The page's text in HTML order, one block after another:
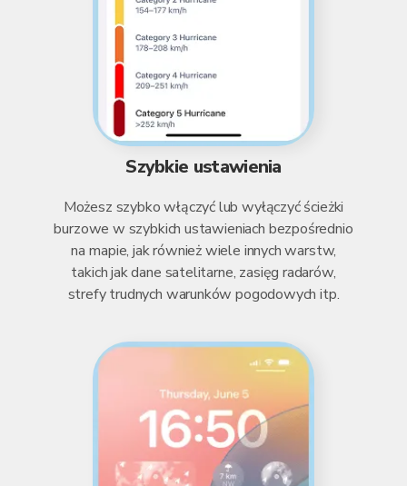
Szybkie ustawienia
Możesz szybko włączyć lub wyłączyć ścieżki
burzowe w szybkich ustawieniach bezpośrednio
na mapie, jak również wiele innych warstw,
takich jak dane satelitarne, zasięg radarów,
strefy trudnych warunków pogodowych itp.